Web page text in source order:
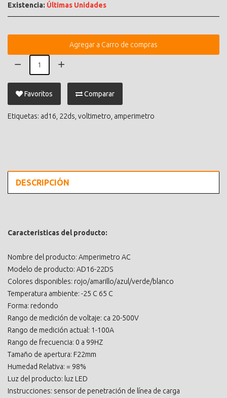
Existencia: Últimas Unidades
Agregar a Carro de compras
Favoritos Comparar
Etiquetas: ad16 22ds voltimetro amperimetro
DESCRIPCIÓN
Caracteristicas del producto:
Nombre del producto: Amperimetro AC
Modelo de producto: AD16-22DS
Colores disponibles: rojo/amarillo/azul/verde/blanco
Temperatura ambiente: -25 C 65 C
Forma: redondo
Rango de medición de voltaje: ca 20-500V
Rango de medición actual: 1-100A
Rango de frecuencia: 0 a 99HZ
Tamaño de apertura: F22mm
Humedad Relativa: = 98%
Luz del producto: luz LED
Instrucciones: sensor de penetración de línea de carga